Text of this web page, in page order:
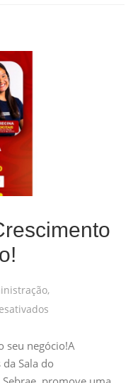
o seu Negócio!
,
de
Crescimento
para
seu negócio!A
Sala do